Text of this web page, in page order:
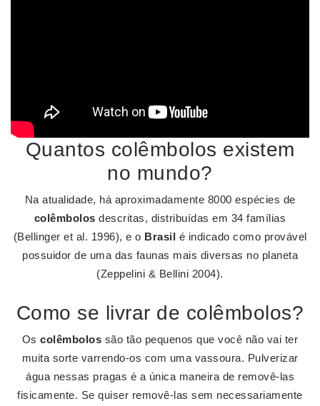
Quantos colêmbolos existem
no mundo?
Na atualidade, há aproximadamente 8000 espécies de
colêmbolos descritas, distribuídas em 34 famílias
(Bellinger et al. 1996), e o Brasil é indicado como provável
possuidor de uma das faunas mais diversas no planeta
(Zeppelini & Bellini 2004).
Como se livrar de colêmbolos?
Oscolêmbolos são tão pequenos que você não vai ter
muita sorte varrendo-os com uma vassoura. Pulverizar
água nessas pragas é a única maneira de removê-las
fisicamente. Se quiser removê-las sem necessariamente